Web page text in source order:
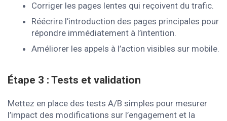
Corriger les pages lentes qui reçoivent du trafic.
Réécrire l’introduction des pages principales pour
répondre immédiatement à l’intention.
Améliorer les appels à l’action visibles sur mobile.
Étape 3 : Tests et validation
Mettez en place des tests A/B simples pour mesurer
l’impact des modifications sur l’engagement et la